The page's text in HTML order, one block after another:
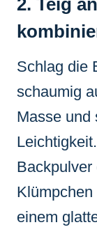
Schlag die
schaumig
Masse und
Backpulver
einem